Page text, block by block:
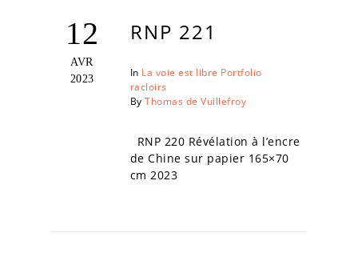
12
AVR
2023
RNP 221
In La voie est libre Portfolio
racloirs
ByThomas de Vuillefroy
RNP 220 Révélation à l’encre
de Chine sur papier 165×70
cm 2023